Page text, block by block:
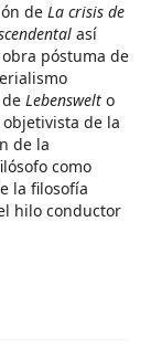
de La crisis de
así
póstuma de
Lebenswelt o
de la
de la
como
la filosofía
hilo conductor